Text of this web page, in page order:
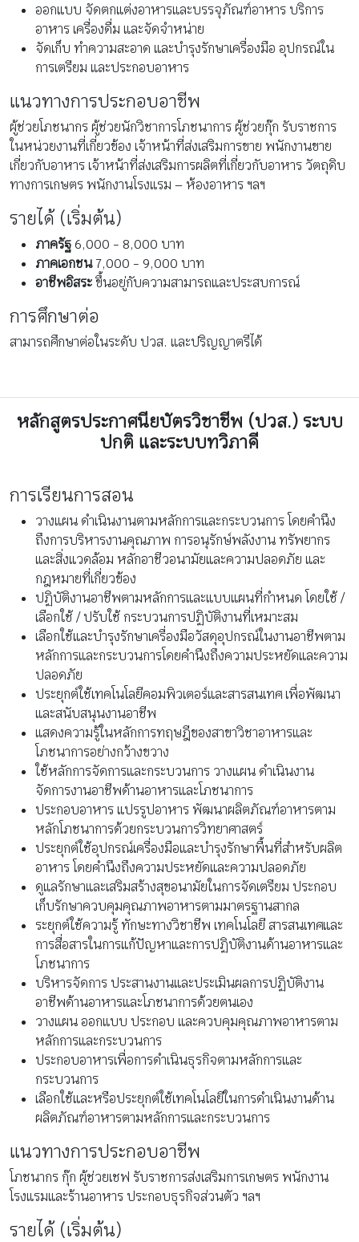
ออกแบบ จัดตกแต่งอาหารและบรรจุภัณฑ์อาหาร บริการ
อาหาร เครื่องดื่ม และจัดจำหน่าย
จัดเก็บ ทำความสะอาด และบำรุงรักษาเครื่องมือ อุปกรณ์ใน
การเตรียม และประกอบอาหาร
แนวทางการประกอบอาชีพ
ผู้ช่วยโภชนากร ผู้ช่วยนักวิชาการโภชนาการ ผู้ช่วยกุ๊ก รับราชการ
ในหน่วยงานที่เกี่ยวข้อง เจ้าหน้าที่ส่งเสริมการขาย พนักงานขาย
เกี่ยวกับอาหาร เจ้าหน้าที่ส่งเสริมการผลิตที่เกี่ยวกับอาหาร วัตถุดิบ
ทางการเกษตร พนักงานโรงแรม – ห้องอาหาร ฯลฯ
รายได้ (เริ่มต้น)
ภาครัฐ6,000 - 8,000 บาท
ภาคเอกชน7,000 - 9,000 บาท
อาชีพอิสระขึ้นอยู่กับความสามารถและประสบการณ์
การศึกษาต่อ
สามารถศึกษาต่อในระดับ ปวส. และปริญญาตรีได้
หลักสูตรประกาศนียบัตรวิชาชีพ (ปวส.) ระบบ
ปกติ และระบบทวิภาคี
การเรียนการสอน
วางแผน ดำเนินงานตามหลักการและกระบวนการ โดยคำนึง
ถึงการบริหารงานคุณภาพ การอนุรักษ์พลังงาน ทรัพยากร
และสิ่งแวดล้อม หลักอาชีวอนามัยและความปลอดภัย และ
กฎหมายที่เกี่ยวข้อง
ปฏิบัติงานอาชีพตามหลักการและแบบแผนที่กำหนด โดยใช้ /
เลือกใช้ / ปรับใช้ กระบวนการปฏิบัติงานที่เหมาะสม
เลือกใช้และบำรุงรักษาเครื่องมือวัสดุอุปกรณ์ในงานอาชีพตาม
หลักการและกระบวนการโดยคำนึงถึงความประหยัดและความ
ปลอดภัย
ประยุกต์ใช้เทคโนโลยีคอมพิวเตอร์และสารสนเทศ เพื่อพัฒนา
และสนับสนุนงานอาชีพ
แสดงความรู้ในหลักการทฤษฎีของสาขาวิชาอาหารและ
โภชนาการอย่างกว้างขวาง
ใช้หลักการจัดการและกระบวนการ วางแผน ดำเนินงาน
จัดการงานอาชีพด้านอาหารและโภชนาการ
ประกอบอาหาร แปรรูปอาหาร พัฒนาผลิตภัณฑ์อาหารตาม
หลักโภชนาการด้วยกระบวนการวิทยาศาสตร์
ประยุกต์ใช้อุปกรณ์เครื่องมือและบำรุงรักษาพื้นที่สำหรับผลิต
อาหาร โดยคำนึงถึงความประหยัดและความปลอดภัย
ดูแลรักษาและเสริมสร้างสุขอนามัยในการจัดเตรียม ประกอบ
เก็บรักษาควบคุมคุณภาพอาหารตามมาตรฐานสากล
ระยุกต์ใช้ความรู้ ทักษะทางวิชาชีพ เทคโนโลยี สารสนเทศและ
การสื่อสารในการแก้ปัญหาและการปฏิบัติงานด้านอาหารและ
โภชนาการ
บริหารจัดการ ประสานงานและประเมินผลการปฏิบัติงาน
อาชีพด้านอาหารและโภชนาการด้วยตนเอง
วางแผน ออกแบบ ประกอบ และควบคุมคุณภาพอาหารตาม
หลักการและกระบวนการ
ประกอบอาหารเพื่อการดำเนินธุรกิจตามหลักการและ
กระบวนการ
เลือกใช้และหรือประยุกต์ใช้เทคโนโลยีในการดำเนินงานด้าน
ผลิตภัณฑ์อาหารตามหลักการและกระบวนการ
แนวทางการประกอบอาชีพ
โภชนากร กุ๊ก ผู้ช่วยเชฟ รับราชการส่งเสริมการเกษตร พนักงาน
โรงแรมและร้านอาหาร ประกอบธุรกิจส่วนตัว ฯลฯ
รายได้ (เริ่มต้น)